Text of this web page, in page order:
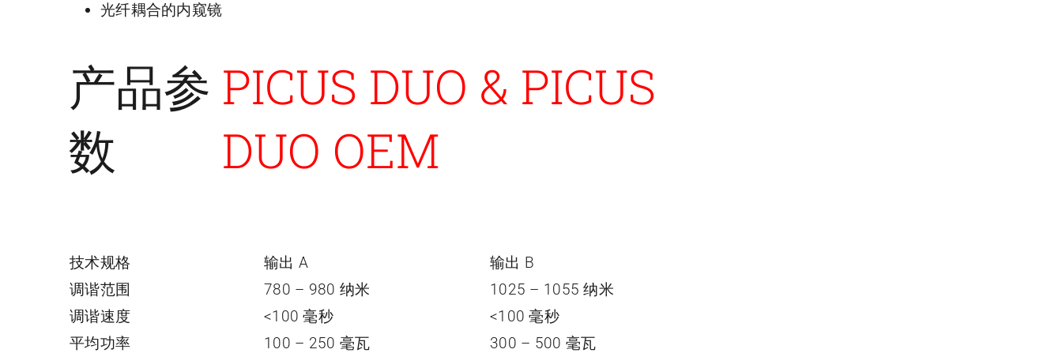
光纤耦合的内窥镜
产品参
数
PICUS DUO & PICUS
DUO OEM
技术规格 输出 A
输出 B
调谐范围
780 – 980 纳米
1025 – 1055 纳米
调谐速度
<100 毫秒
<100 毫秒
平均功率
100 – 250 毫瓦
300 – 500 毫瓦